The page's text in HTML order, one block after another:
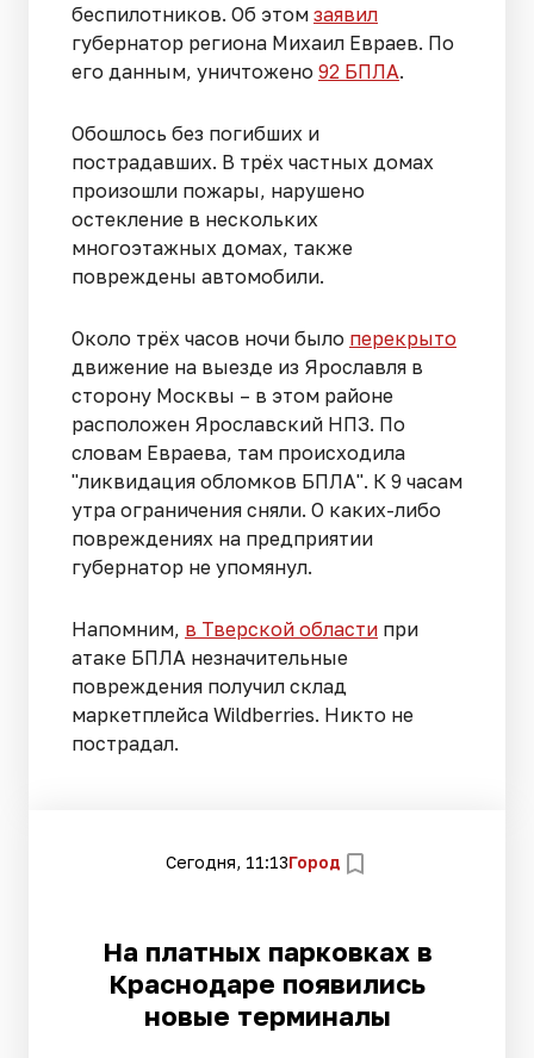
беспилотников. Об этом заявил
губернатор региона Михаил Евраев. По
его данным, уничтожено 92 БПЛА.
Обошлось без погибших и
пострадавших. В трёх частных домах
произошли пожары, нарушено
остекление в нескольких
многоэтажных домах, также
повреждены автомобили.
Около трёх часов ночи было перекрыто
движение на выезде из Ярославля в
сторону Москвы – в этом районе
расположен Ярославский НПЗ. По
словам Евраева, там происходила
"ликвидация обломков БПЛА". К 9 часам
утра ограничения сняли. О каких-либо
повреждениях на предприятии
губернатор не упомянул.
Напомним, в Тверской области при
атаке БПЛА незначительные
повреждения получил склад
маркетплейса Wildberries. Никто не
пострадал.
Сегодня, 11:13Город
На платных парковках в
Краснодаре появились
новые терминалы